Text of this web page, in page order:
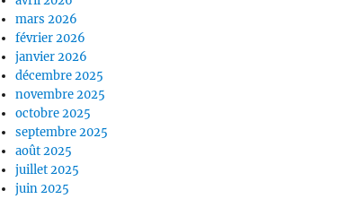
mars 2026
février 2026
janvier 2026
décembre 2025
novembre 2025
octobre 2025
septembre 2025
août 2025
juillet 2025
juin 2025